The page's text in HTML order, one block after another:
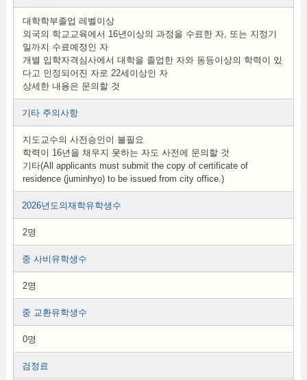
대학학부졸업 레벨이상
외국의 학교교육에서 16년이상의 과정을 수료한 자, 또는 지정기
일까지 수료예정인 자
개별 입학자격심사에서 대학을 졸업한 자와 동등이상의 학력이 있
다고 인정되어진 자로 22세이상인 자
상세한 내용은 문의할 것
기타 주의사항
지도교수의 사전승인이 불필요
학력이 16년을 채우지 못하는 자도 사전에 문의할 것
기타(All applicants must submit the copy of certificate of
residence (juminhyo) to be issued from city office.)
2026년도의재학유학생수
2명
중 사비유학생수
2명
중 교환유학생수
0명
검정료